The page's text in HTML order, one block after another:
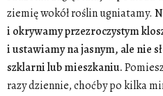
ziemię wokół roślin ugniatamy.
i okrywamy przezroczystym
i ustawiamy na jasnym, ale nie
szklarni lub mieszkaniu.
razy dziennie, choćby po kilka